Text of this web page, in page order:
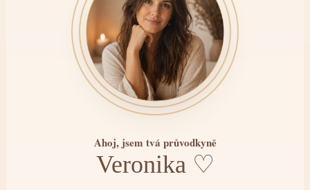
Ahoj, jsem tvá průvodkyně
Veronika ♡